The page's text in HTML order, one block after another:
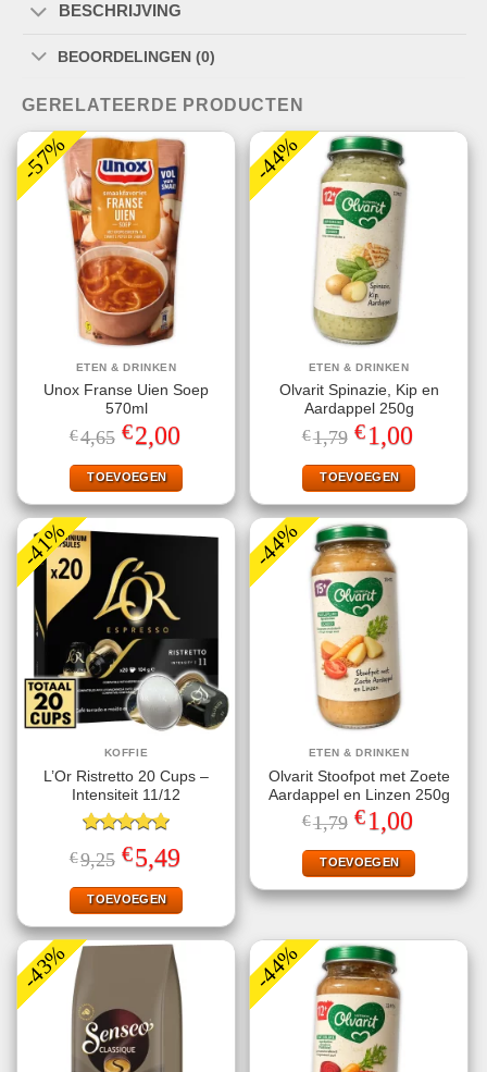
BESCHRIJVING
BEOORDELINGEN (0)
GERELATEERDE PRODUCTEN
-57%
ETEN & DRINKEN
Unox Franse Uien Soep
570ml
€4,65 Oorspronkelijke
prijs
was:
€4,65.
€2,00
is:
€2,00.
TOEVOEGEN
-44%
ETEN & DRINKEN
Olvarit Spinazie, Kip en
Aardappel 250g
€1,79 Oorspronkelijke
prijs
was:
€1,79.
€1,00
is:
€1,00.
TOEVOEGEN
-41%
KOFFIE
L’Or Ristretto 20 Cups –
Intensiteit 11/12
Gewaardeerd
5.00uit 5
€9,25 Oorspronkelijke
prijs
was:
€9,25.
€5,49
is:
€5,49.
TOEVOEGEN
-44%
ETEN & DRINKEN
Olvarit Stoofpot met Zoete
Aardappel en Linzen 250g
€1,79 Oorspronkelijke
prijs
was:
€1,79.
€1,00
is:
€1,00.
TOEVOEGEN
-43% -44%